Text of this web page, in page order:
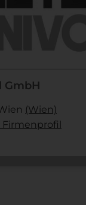
GmbH
(Wien)
Firmenprofil